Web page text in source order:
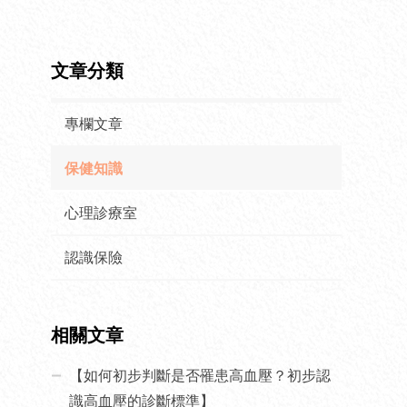
文章分類
專欄文章
保健知識
心理診療室
認識保險
相關文章
【如何初步判斷是否罹患高血壓？初步認
識高血壓的診斷標準】